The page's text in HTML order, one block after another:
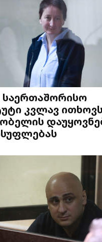
საერთაშორისო
კვლავ ითხოვს